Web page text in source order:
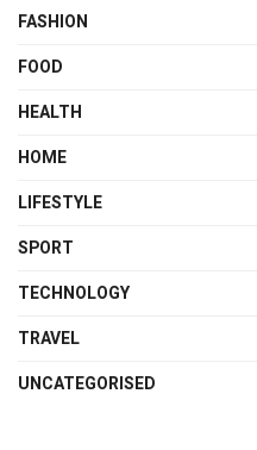
FASHION
FOOD
HEALTH
HOME
LIFESTYLE
SPORT
TECHNOLOGY
TRAVEL
UNCATEGORISED